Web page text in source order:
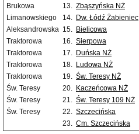
Brukowa
13. Zbąszyńska NŻ
Limanowskiego
14. Dw. Łódź Żabieniec
Aleksandrowska 15. Bielicowa
Traktorowa
16. Sierpowa
Traktorowa
17. Duńska NŻ
Traktorowa
18. Ludowa NŻ
Traktorowa
19. Św. Teresy NŻ
Św. Teresy
20. Kaczeńcowa NŻ
Św. Teresy
21. Św. Teresy 109 NŻ
Św. Teresy
22. Szczecińska
23. Cm. Szczecińska